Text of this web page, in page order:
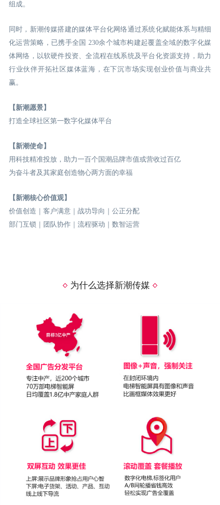
组成。
同时，新潮传媒搭建的媒体平台化网络通过系统化赋能体系与精细
化运营策略，已携手全国 230余个城市构建起覆盖全域的数字化媒
体网络，以软硬件投资、全流程在线系统及平台化资源支持，助力
行业伙伴开拓社区媒体蓝海，在下沉市场实现创业价值与商业共
赢。
【新潮愿景】
打造全球社区第一数字化媒体平台
【新潮使命】
用科技精准投放，助力一百个国潮品牌市值或营收过百亿
为奋斗者及其家庭创造物心两方面的幸福
【新潮核心价值观】
价值创造｜客户满意｜战功导向｜公正分配
部门互锁｜团队协作｜流程驱动｜数智运营
为什么选择新潮传媒